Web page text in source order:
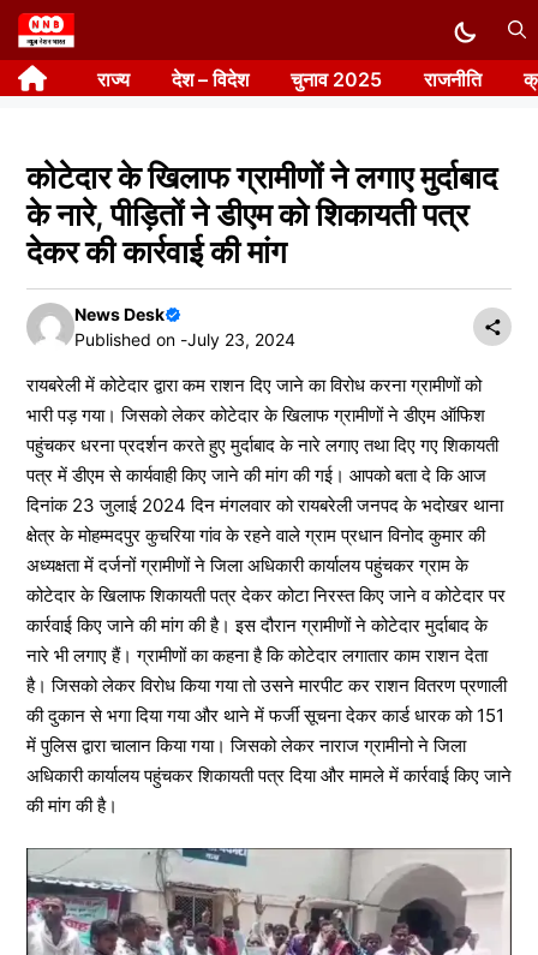
Skip
to
content राज्य देश – विदेश चुनाव 2025 राजनीति
कोटेदार के खिलाफ ग्रामीणों ने लगाए मुर्दाबाद
के नारे, पीड़ितों ने डीएम को शिकायती पत्र
देकर की कार्रवाई की मांग
News Desk
Published on -July 23, 2024
रायबरेली में कोटेदार द्वारा कम राशन दिए जाने का विरोध करना ग्रामीणों को
भारी पड़ गया। जिसको लेकर कोटेदार के खिलाफ ग्रामीणों ने डीएम ऑफिश
पहुंचकर धरना प्रदर्शन करते हुए मुर्दाबाद के नारे लगाए तथा दिए गए शिकायती
पत्र में डीएम से कार्यवाही किए जाने की मांग की गई। आपको बता दे कि आज
दिनांक 23 जुलाई 2024 दिन मंगलवार को रायबरेली जनपद के भदोखर थाना
क्षेत्र के मोहम्मदपुर कुचरिया गांव के रहने वाले ग्राम प्रधान विनोद कुमार की
अध्यक्षता में दर्जनों ग्रामीणों ने जिला अधिकारी कार्यालय पहुंचकर ग्राम के
कोटेदार के खिलाफ शिकायती पत्र देकर कोटा निरस्त किए जाने व कोटेदार पर
कार्रवाई किए जाने की मांग की है। इस दौरान ग्रामीणों ने कोटेदार मुर्दाबाद के
नारे भी लगाए हैं। ग्रामीणों का कहना है कि कोटेदार लगातार काम राशन देता
है। जिसको लेकर विरोध किया गया तो उसने मारपीट कर राशन वितरण प्रणाली
की दुकान से भगा दिया गया और थाने में फर्जी सूचना देकर कार्ड धारक को 151
में पुलिस द्वारा चालान किया गया। जिसको लेकर नाराज ग्रामीनो ने जिला
अधिकारी कार्यालय पहुंचकर शिकायती पत्र दिया और मामले में कार्रवाई किए जाने
की मांग की है।